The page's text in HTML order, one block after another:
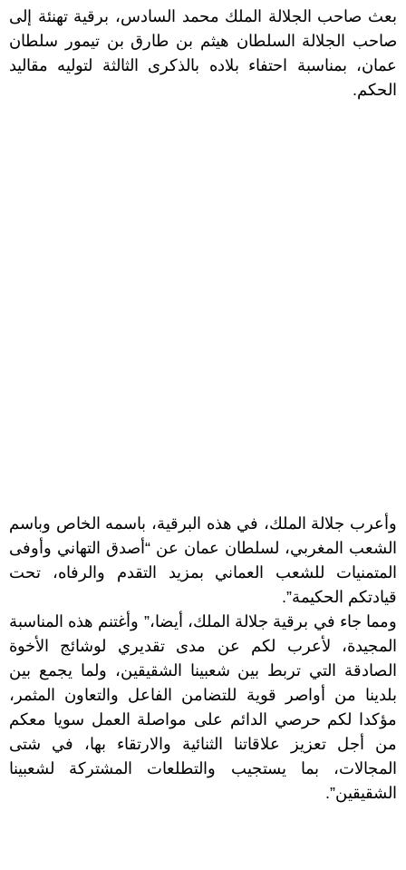
بعث صاحب الجلالة الملك محمد السادس، برقية تهنئة إلى
صاحب الجلالة السلطان هيثم بن طارق بن تيمور سلطان
عمان، بمناسبة احتفاء بلاده بالذكرى الثالثة لتوليه مقاليد
الحكم.
وأعرب جلالة الملك، في هذه البرقية، باسمه الخاص وباسم
الشعب المغربي، لسلطان عمان عن “أصدق التهاني وأوفى
المتمنيات للشعب العماني بمزيد التقدم والرفاه، تحت
قيادتكم الحكيمة”.
ومما جاء في برقية جلالة الملك، أيضا،” وأغتنم هذه المناسبة
المجيدة، لأعرب لكم عن مدى تقديري لوشائج الأخوة
الصادقة التي تربط بين شعبينا الشقيقين، ولما يجمع بين
بلدينا من أواصر قوية للتضامن الفاعل والتعاون المثمر،
مؤكدا لكم حرصي الدائم على مواصلة العمل سويا معكم
من أجل تعزيز علاقاتنا الثنائية والارتقاء بها، في شتى
المجالات، بما يستجيب والتطلعات المشتركة لشعبينا
الشقيقين”.